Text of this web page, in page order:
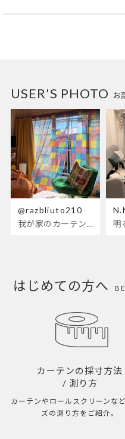
お
USER'S PHOTO
@razbliuto210
我が家のカーテンが新しくなりました🌼早起きが超絶苦手な私が、思わず朝カーテンを開けて光合成するようになったステンドグラスカーテン…！
はじめての方へ
カーテンの採寸方法
/ 測り方
カーテンやロールスクリーンな
ズの測り方をご紹介。